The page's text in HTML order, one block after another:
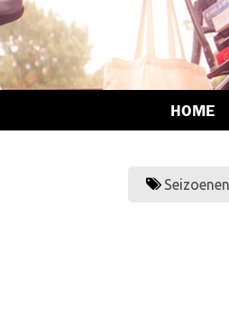
HOME
Seizoenen